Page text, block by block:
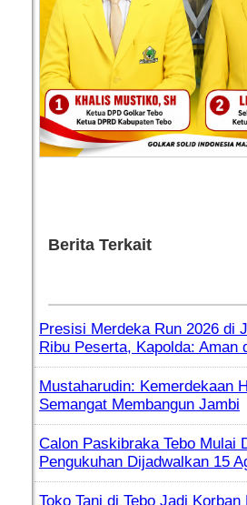
Berita Terkait
Presisi Merdeka Run 2026 di
Ribu Peserta, Kapolda: Aman
Mustaharudin: Kemerdekaan
Semangat Membangun Jambi
Calon Paskibraka Tebo Mulai
Pengukuhan Dijadwalkan 15
Toko Tani di Tebo Jadi